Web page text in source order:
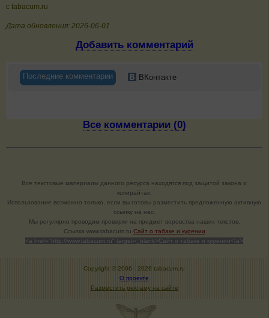
с tabacum.ru
Дата обновления: 2026-06-01
Добавить комментарий
Последние комментарии ВКонтакте
Все комментарии (0)
Все текстовые материалы данного ресурса находятся под защитой закона о
копирайтах.
Использование возможно только, если вы готовы разместить предложенную активную
ссылку на нас.
Мы регулярно проводим проверки на предмет воровства наших текстов.
Cсылка www.tabacum.ru Сайт о табаке и курении
<a href="http://www.tabacum.ru" target=_blank>Сайт о табаке и курении</a>
Copyright © 2006 - 2026 tabacum.ru
О проекте
Разместить рекламу на сайте